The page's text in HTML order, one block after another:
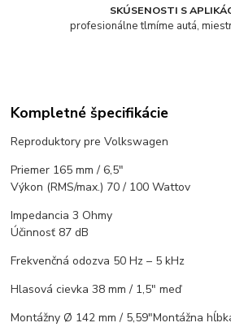
SKÚSENOSTI S
profesionálne tlmíme autá,
Kompletné špecifikácie
Reproduktory pre Volkswagen
Priemer 165 mm / 6,5″
Výkon (RMS/max.) 70 / 100 Wattov
Impedancia 3 Ohmy
Účinnosť 87 dB
Frekvenčná odozva 50 Hz – 5 kHz
Hlasová cievka 38 mm / 1,5″ meď
Montážny Ø 142 mm / 5,59″Montážna